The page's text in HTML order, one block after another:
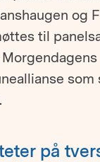
og
til
som
på